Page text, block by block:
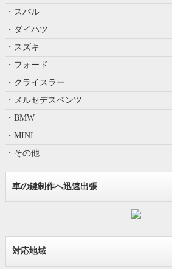
・スバル
・ダイハツ
・スズキ
・フォード
・クライスラー
・メルセデスベンツ
・BMW
・MINI
・その他
車の鍵制作へ迅速出張
対応地域